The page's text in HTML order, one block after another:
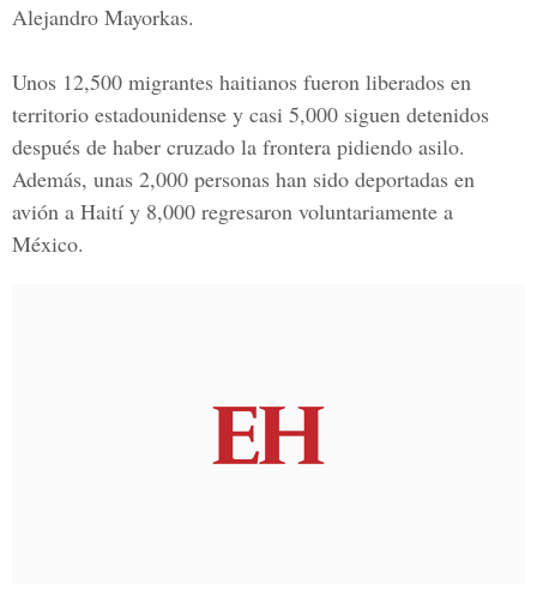
Alejandro Mayorkas.
Unos 12,500 migrantes haitianos fueron liberados en
territorio estadounidense y casi 5,000 siguen detenidos
después de haber cruzado la frontera pidiendo asilo.
Además, unas 2,000 personas han sido deportadas en
avión a Haití y 8,000 regresaron voluntariamente a
México.